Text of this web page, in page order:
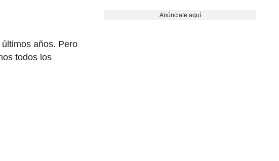
años. Pero
todos los
Anúnciate aquí